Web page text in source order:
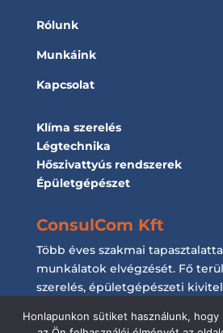
Rólunk
Munkáink
Kapcsolat
Klíma szerelés
Légtechnika
Hőszivattyús rendszerek
Épületgépészet
ConsulCom Kft
Több éves szakmai
munkálatok elvégzését. Fő
szerelés, épületgépészeti
munkálatok elvégzése.
Honlapunkon sütiket használunk,